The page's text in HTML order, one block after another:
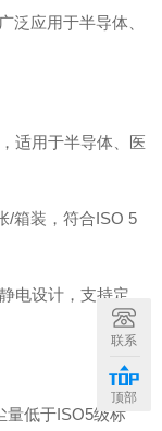
泛应用于半导体、
适用于半导体、医
/箱装，符合ISO 5
电设计，支持定
量低于ISO5级标
联系
顶部